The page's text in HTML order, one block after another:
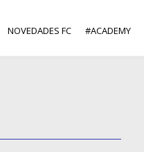
NOVEDADES FC #ACADEMY